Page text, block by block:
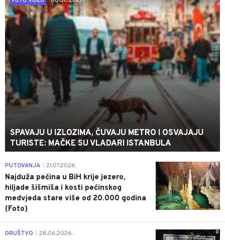
SPAVAJU U IZLOZIMA, ČUVAJU METRO I OSVAJAJU
TURISTE: MAČKE SU VLADARI ISTANBULA
0
PUTOVANJA 21.07.2026.
Najduža pećina u BiH krije jezero,
hiljade šišmiša i kosti pećinskog
medvjeda stare više od 20.000 godina
(Foto)
0
DRUŠTVO 28.06.2026.